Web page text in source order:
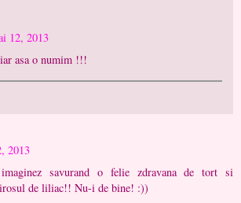
12, 2013
asa o numim !!!
2013
savurand o felie zdravana de tort si
de liliac!! Nu-i de bine! :))